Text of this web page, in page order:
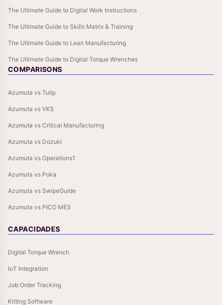
The Ultimate Guide to Digital Work Instructions
The Ultimate Guide to Skills Matrix & Training
The Ultimate Guide to Lean Manufacturing
The Ultimate Guide to Digital Torque Wrenches
COMPARISONS
Azumuta vs Tulip
Azumuta vs VKS
Azumuta vs Critical Manufacturing
Azumuta vs Dozuki
Azumuta vs Operations1
Azumuta vs Poka
Azumuta vs SwipeGuide
Azumuta vs PICO MES
CAPACIDADES
Digital Torque Wrench
IoT Integration
Job Order Tracking
Kitting Software